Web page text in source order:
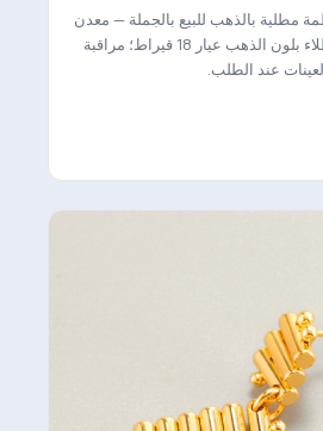
مطلية بالذهب للبيع بالجملة — معدن
أساسي من النحاس الأصفر وطلاء بلون الذهب عيار 18 قيراط؛ مراقبة
عند الطلب.